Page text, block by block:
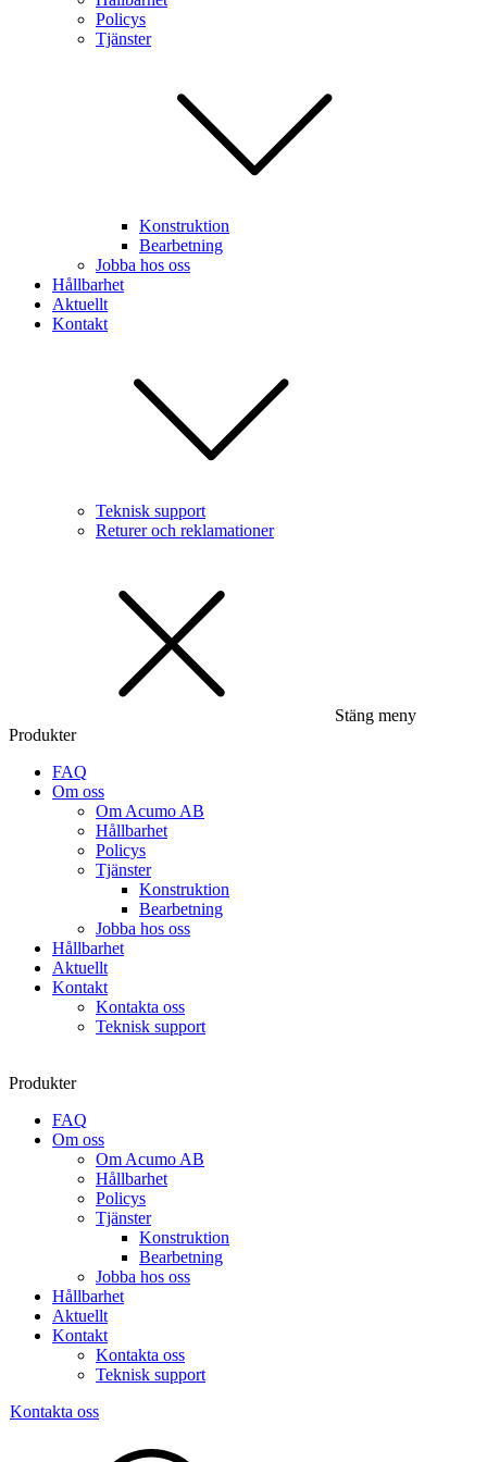
Policys
Tjänster
Konstruktion
Bearbetning
Jobba hos oss
Hållbarhet
Aktuellt
Kontakt
Teknisk support
Returer och reklamationer
Stäng meny
Produkter
FAQ
Om oss
Om Acumo AB
Hållbarhet
Policys
Tjänster
Konstruktion
Bearbetning
Jobba hos oss
Hållbarhet
Aktuellt
Kontakt
Kontakta oss
Teknisk support
Produkter
FAQ
Om oss
Om Acumo AB
Hållbarhet
Policys
Tjänster
Konstruktion
Bearbetning
Jobba hos oss
Hållbarhet
Aktuellt
Kontakt
Kontakta oss
Teknisk support
Kontakta oss